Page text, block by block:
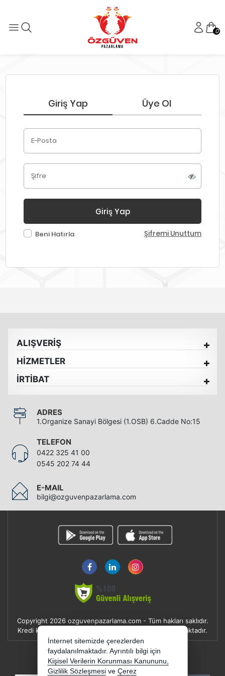
0
Giriş Yap Üye Ol
E-Posta
Şifre
Giriş Yap
Beni Hatırla Şifremi Unuttum
ALIŞVERİŞ
HİZMETLER
İRTİBAT
ADRES
1.Organize Sanayi Bölgesi (1.OSB) 6.Cadde No:15
TELEFON
0422 325 41 00
0545 202 74 44
E-MAIL
bilgi@ozguvenpazarlama.com
Copyright 2026 ozguvenpazarlama.com - Tüm hakları saklıdır.
Kredi kartı bilgileriniz 256bit SSL sertifikası ile korunmaktadır.
E-BÜLTEN
YENI VE INDIRIMLI ÜRÜNLERDEN HABERDAR OLUN !
İnternet sitemizde çerezlerden
faydalanılmaktadır. Ayrıntılı bilgi için
Kişisel Verilerin Korunması Kanununu,
Gizlilik Sözleşmesi ve Çerez